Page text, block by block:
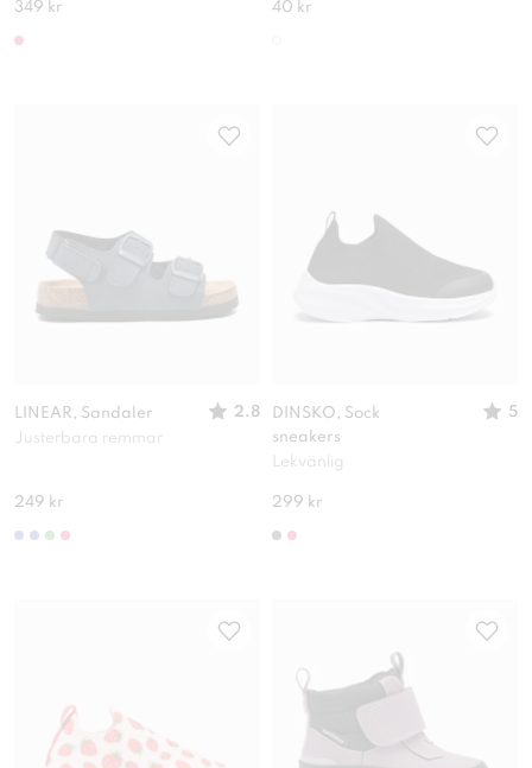
349 kr 40 kr
LINEAR, Sandaler
2.8
Justerbara remmar
249 kr
DINSKO, Sock
sneakers
5
Lekvänlig
299 kr